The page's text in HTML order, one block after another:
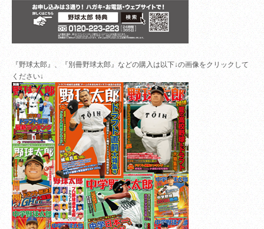
『野球太郎』、『別冊野球太郎』などの購入は以下↓の画像をクリックして
ください↓